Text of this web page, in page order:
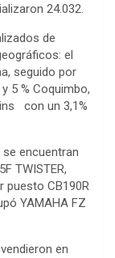
24.032.
de
el
seguido por
5 % Coquimbo,
con un 3,1%
encuentran
TWISTER,
puesto CB190R
YAMAHA FZ
en